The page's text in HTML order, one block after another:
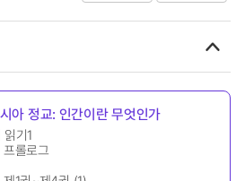
아 정교: 인간이란 무엇인가
기1
롤로그